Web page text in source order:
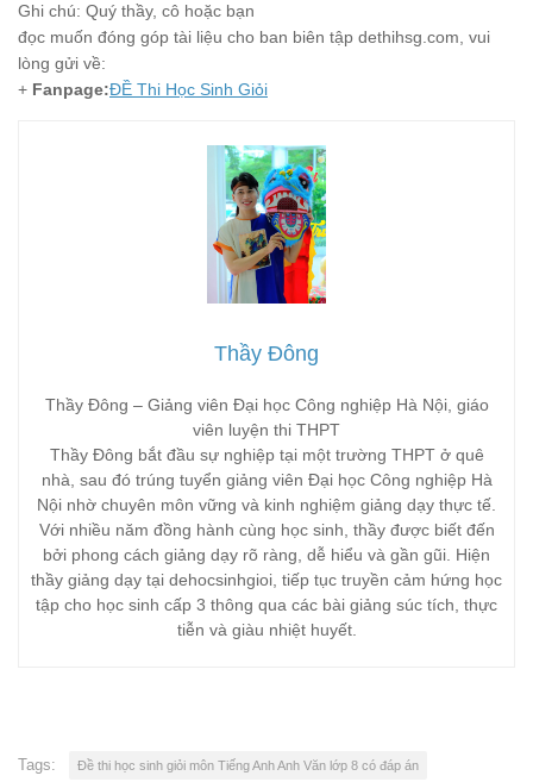
Ghi chú: Quý thầy, cô hoặc bạn
đọc muốn đóng góp tài liệu cho ban biên tập dethihsg.com, vui
lòng gửi về:
+ Fanpage:ĐỀ Thi Học Sinh Giỏi
Thầy Đông
Thầy Đông – Giảng viên Đại học Công nghiệp Hà Nội, giáo
viên luyện thi THPT
Thầy Đông bắt đầu sự nghiệp tại một trường THPT ở quê
nhà, sau đó trúng tuyển giảng viên Đại học Công nghiệp Hà
Nội nhờ chuyên môn vững và kinh nghiệm giảng dạy thực tế.
Với nhiều năm đồng hành cùng học sinh, thầy được biết đến
bởi phong cách giảng dạy rõ ràng, dễ hiểu và gần gũi. Hiện
thầy giảng dạy tại dehocsinhgioi, tiếp tục truyền cảm hứng học
tập cho học sinh cấp 3 thông qua các bài giảng súc tích, thực
tiễn và giàu nhiệt huyết.
Tags: Đề thi học sinh giỏi môn Tiếng Anh Anh Văn lớp 8 có đáp án